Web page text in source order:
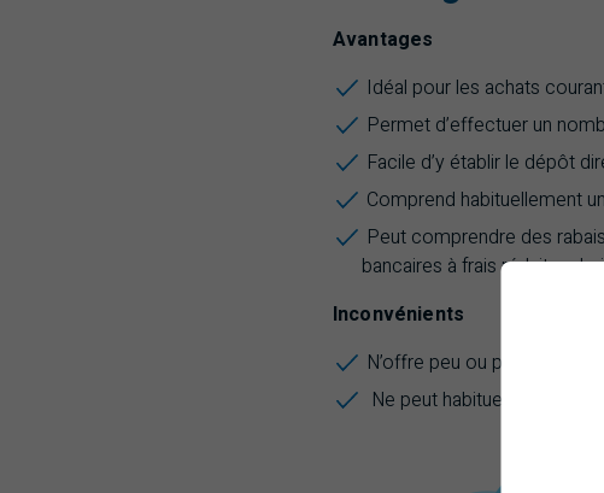
Avantages
Idéal pour les achats
Permet d’effectuer un
Facile d’y établir le dépôt
Comprend habituellement
Peut comprendre des
bancaires à frais réduits
Inconvénients
N’offre peu ou pas
Ne peut habituellement